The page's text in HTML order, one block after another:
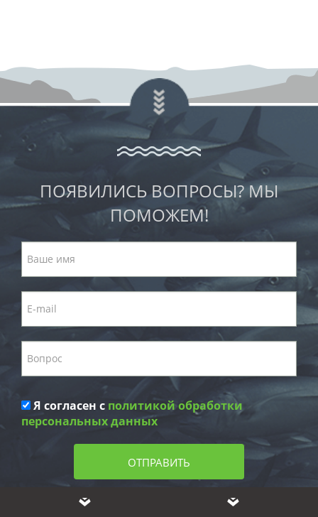
ПОЯВИЛИСЬ ВОПРОСЫ? МЫ
ПОМОЖЕМ!
Я согласен с политикой обработки
персональных данных
ОТПРАВИТЬ